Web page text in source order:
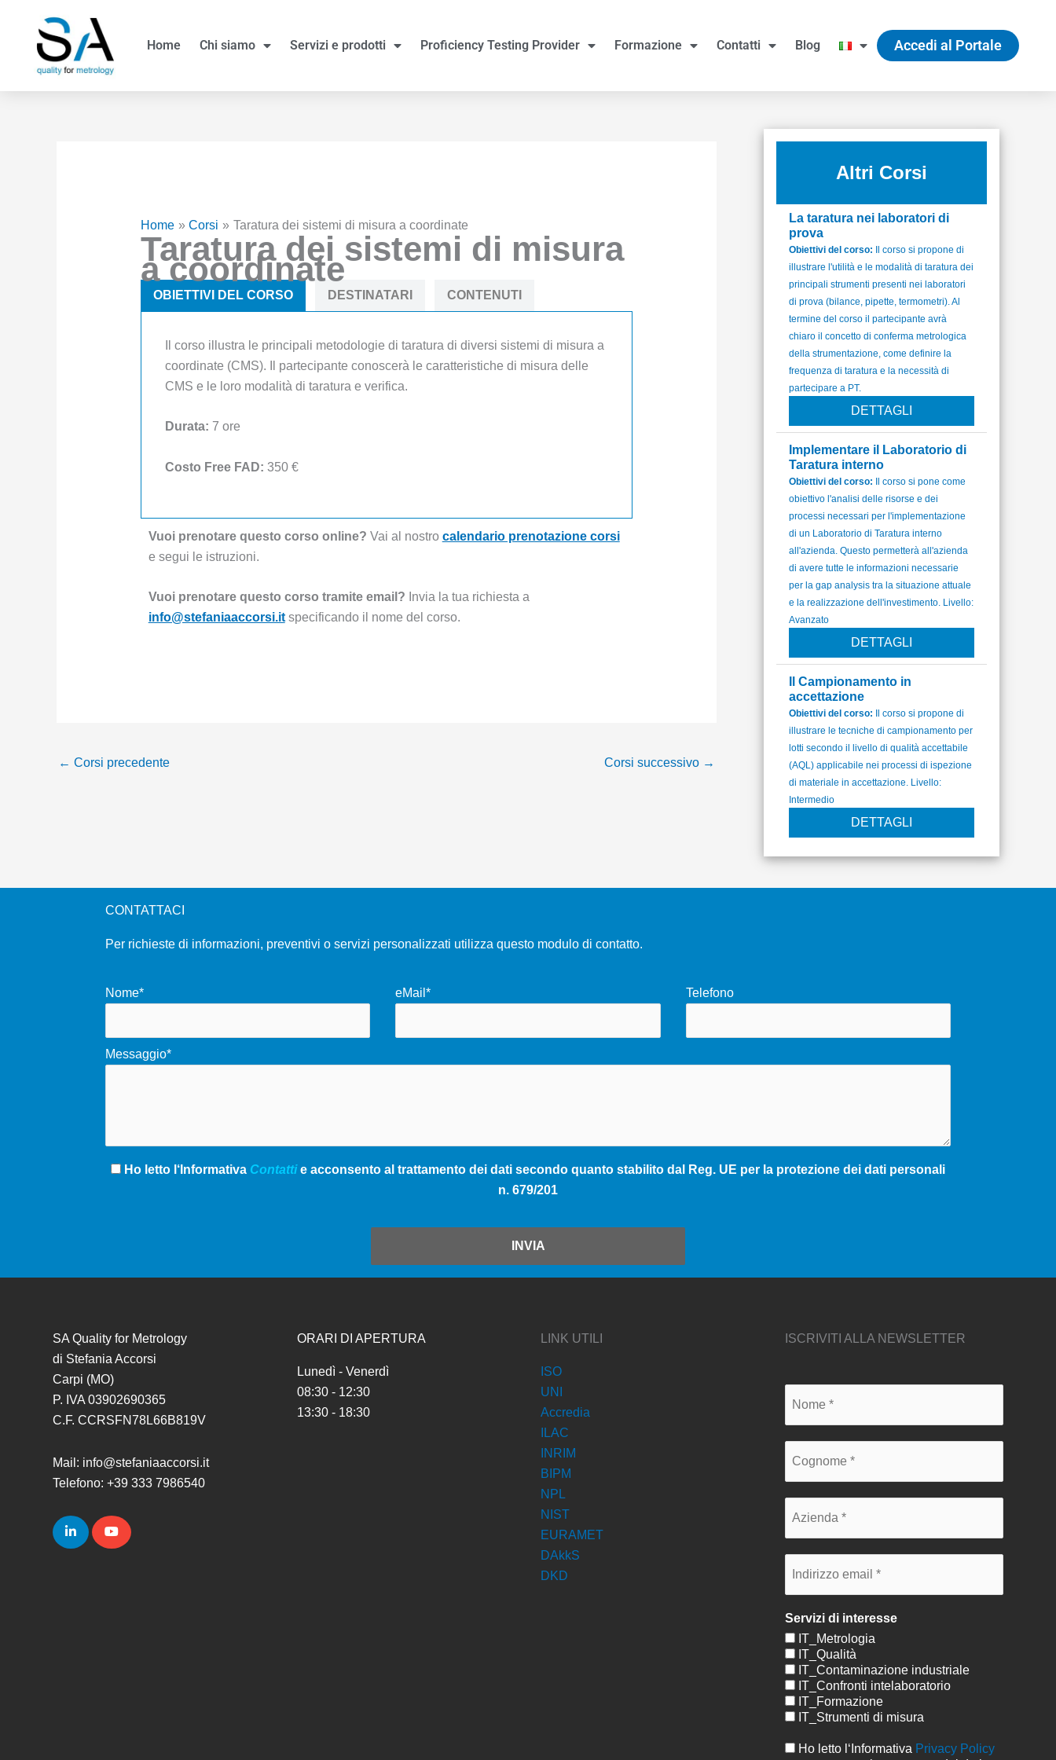
contenuto
Home Chi siamo Servizi e prodotti Proficiency Testing Provider Formazione Contatti Blog Accedi al Portale
Home Corsi Taratura dei sistemi di misura a coordinate
Taratura dei sistemi di misura
a coordinate
OBIETTIVI DEL CORSO DESTINATARI CONTENUTI
Il corso illustra le principali metodologie di taratura di diversi sistemi di misura a
coordinate (CMS). Il partecipante conoscerà le caratteristiche di misura delle
CMS e le loro modalità di taratura e verifica.
Durata: 7 ore
Costo Free FAD: 350 €
Vuoi prenotare questo corso online? Vai al nostro calendario prenotazione corsi
e segui le istruzioni.
Vuoi prenotare questo corso tramite email? Invia la tua richiesta a
info@stefaniaaccorsi.itspecificando il nome del corso.
← Corsi precedente Corsi successivo →
Altri Corsi
La taratura nei laboratori di
prova
Obiettivi del corso: Il corso si propone di
illustrare l'utilità e le modalità di taratura dei
principali strumenti presenti nei laboratori
di prova (bilance, pipette, termometri). Al
termine del corso il partecipante avrà
chiaro il concetto di conferma metrologica
della strumentazione, come definire la
frequenza di taratura e la necessità di
partecipare a PT.
DETTAGLI
Implementare il Laboratorio di
Taratura interno
Obiettivi del corso: Il corso si pone come
obiettivo l'analisi delle risorse e dei
processi necessari per l'implementazione
di un Laboratorio di Taratura interno
all'azienda. Questo permetterà all'azienda
di avere tutte le informazioni necessarie
per la gap analysis tra la situazione attuale
e la realizzazione dell'investimento. Livello:
Avanzato
DETTAGLI
Il Campionamento in
accettazione
Obiettivi del corso: Il corso si propone di
illustrare le tecniche di campionamento per
lotti secondo il livello di qualità accettabile
(AQL) applicabile nei processi di ispezione
di materiale in accettazione. Livello:
Intermedio
DETTAGLI
CONTATTACI
Per richieste di informazioni, preventivi o servizi personalizzati utilizza questo modulo di contatto.
Nome* eMail* Telefono
Messaggio*
Ho letto l‘Informativa Contattie acconsento al trattamento dei dati secondo quanto stabilito dal Reg. UE per la protezione dei dati personali
n. 679/201
INVIA
SA Quality for Metrology
di Stefania Accorsi
Carpi (MO)
P. IVA 03902690365
C.F. CCRSFN78L66B819V
Mail: info@stefaniaaccorsi.it
Telefono: +39 333 7986540
ORARI DI APERTURA
Lunedì - Venerdì
08:30 - 12:30
13:30 - 18:30
LINK UTILI
ISO
UNI
Accredia
ILAC
INRIM
BIPM
NPL
NIST
EURAMET
DAkkS
DKD
ISCRIVITI ALLA NEWSLETTER
Servizi di interesse
IT_Metrologia
IT_Qualità
IT_Contaminazione industriale
IT_Confronti intelaboratorio
IT_Formazione
IT_Strumenti di misura
Ho letto l‘Informativa Privacy Policy